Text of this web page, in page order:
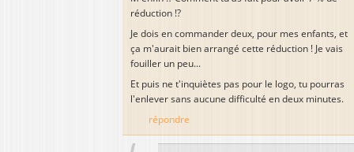
réduction !?
Je dois en commander deux, pour mes enfants, et
ça m'aurait bien arrangé cette réduction ! Je vais
fouiller un peu...
Et puis ne t'inquiètes pas pour le logo, tu pourras
l'enlever sans aucune difficulté en deux minutes.
répondre